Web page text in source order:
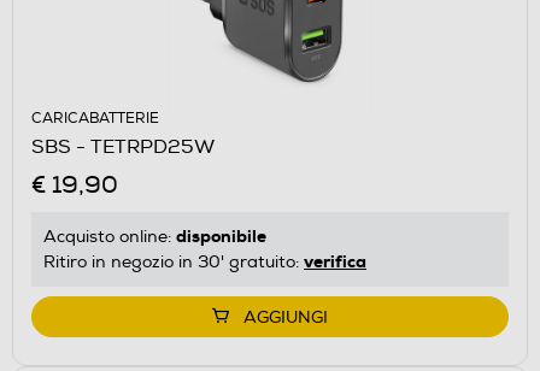
CARICABATTERIE
SBS - TETRPD25W
€ 19,90
Acquisto online: disponibile
Ritiro in negozio in 30' gratuito: verifica
AGGIUNGI